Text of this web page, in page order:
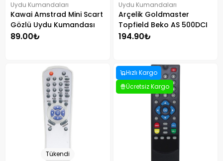
Uydu Kumandaları
Kawai Amstrad Mini Scart
Gözlü Uydu Kumandası
89.00₺
Uydu Kumandaları
Arçelik Goldmaster
Topfield Beko AS 500DCI
Uydu Kumandası
194.90₺
Tükendi
Hızlı Kargo
Ücretsiz Kargo